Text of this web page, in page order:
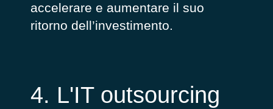
accelerare e aumentare il suo
ritorno dell’investimento.
4. L'IT outsourcing